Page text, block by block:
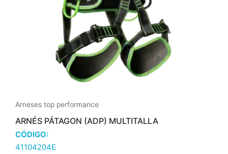
Arneses top performance
ARNÉS PÁTAGON (ADP) MULTITALLA
CÓDIGO:
41104204E